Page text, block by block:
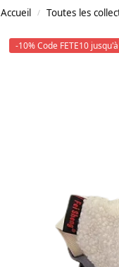
Accueil / Toutes les
-10% Code FETE10